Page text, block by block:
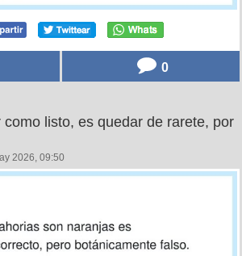
0
listo, es quedar de rarete, por
2026, 09:50